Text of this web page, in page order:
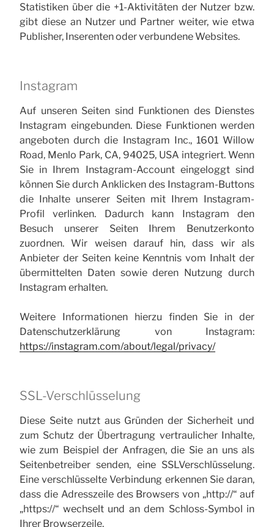
Statistiken über die +1-Aktivitäten der Nutzer bzw.
gibt diese an Nutzer und Partner weiter, wie etwa
Publisher, Inserenten oder verbundene Websites.
Instagram
Auf unseren Seiten sind Funktionen des Dienstes
Instagram eingebunden. Diese Funktionen werden
angeboten durch die Instagram Inc., 1601 Willow
Road, Menlo Park, CA, 94025, USA integriert. Wenn
Sie in Ihrem Instagram-Account eingeloggt sind
können Sie durch Anklicken des Instagram-Buttons
die Inhalte unserer Seiten mit Ihrem Instagram-
Profil verlinken. Dadurch kann Instagram den
Besuch unserer Seiten Ihrem Benutzerkonto
zuordnen. Wir weisen darauf hin, dass wir als
Anbieter der Seiten keine Kenntnis vom Inhalt der
übermittelten Daten sowie deren Nutzung durch
Instagram erhalten.
Weitere Informationen hierzu finden Sie in der
Datenschutzerklärung von Instagram:
https://instagram.com/about/legal/privacy/
SSL-Verschlüsselung
Diese Seite nutzt aus Gründen der Sicherheit und
zum Schutz der Übertragung vertraulicher Inhalte,
wie zum Beispiel der Anfragen, die Sie an uns als
Seitenbetreiber senden, eine SSL­Verschlüsselung.
Eine verschlüsselte Verbindung erkennen Sie daran,
dass die Adresszeile des Browsers von „http://“ auf
„https://“ wechselt und an dem Schloss-Symbol in
Ihrer Browserzeile.